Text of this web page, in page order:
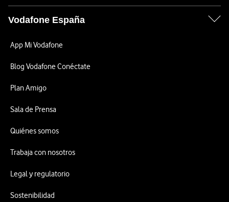
Vodafone España
App Mi Vodafone
Blog Vodafone Conéctate
Plan Amigo
Sala de Prensa
Quiénes somos
Trabaja con nosotros
Legal y regulatorio
Sostenibilidad